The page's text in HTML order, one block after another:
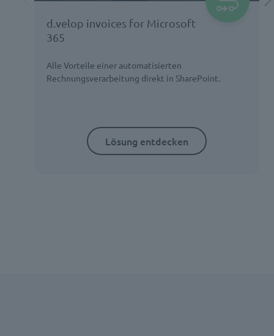
d.velop invoices for Microsoft
365
Alle Vorteile einer automatisierten
Rechnungsverarbeitung direkt in SharePoint.
Lösung entdecken